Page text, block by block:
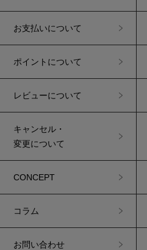
お支払いについて
ポイントについて
レビューについて
キャンセル・
変更について
CONCEPT
コラム
お問い合わせ